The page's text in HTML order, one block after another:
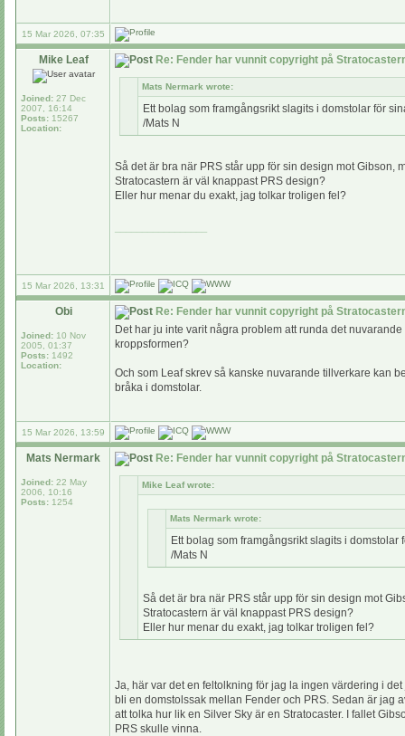
15 Mar 2026, 07:35
Mike Leaf
Joined: 27 Dec
2007, 16:14
Posts: 15267
Location:
Re: Fender har vunnit copyright på
Mats Nermark wrote:
Ett bolag som framgångsrikt slagits i domstolar för
/Mats N
Så det är bra när PRS står upp för sin design mot Gibson,
Stratocastern är väl knappast PRS design?
Eller hur menar du exakt, jag tolkar troligen fel?
15 Mar 2026, 13:31
Obi
Joined: 10 Nov
2005, 01:37
Posts: 1492
Location:
Re: Fender har vunnit copyright på
Det har ju inte varit några problem att runda det
kroppsformen?
Och som Leaf skrev så kanske nuvarande tillverkare kan
bråka i domstolar.
15 Mar 2026, 13:59
Mats Nermark
Joined: 22 May
2006, 10:16
Posts: 1254
Re: Fender har vunnit copyright på
Mike Leaf wrote:
Mats Nermark wrote:
Ett bolag som framgångsrikt slagits i
/Mats N
Så det är bra när PRS står upp för sin design mot
Stratocastern är väl knappast PRS design?
Eller hur menar du exakt, jag tolkar troligen fel?
Ja, här var det en feltolkning för jag la ingen värdering i
bli en domstolssak mellan Fender och PRS. Sedan är jag
att tolka hur lik en Silver Sky är en Stratocaster. I fallet
PRS skulle vinna.